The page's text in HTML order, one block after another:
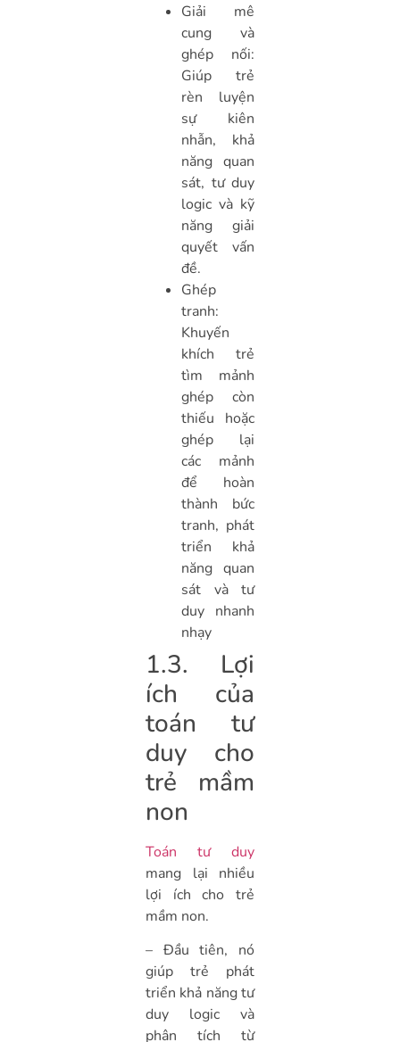
Giải mê
cung và
ghép nối:
Giúp trẻ
rèn luyện
sự kiên
nhẫn, khả
năng quan
sát, tư duy
logic và kỹ
năng giải
quyết vấn
đề.
Ghép
tranh:
Khuyến
khích trẻ
tìm mảnh
ghép còn
thiếu hoặc
ghép lại
các mảnh
để hoàn
thành bức
tranh, phát
triển khả
năng quan
sát và tư
duy nhanh
nhạy
1.3. Lợi
ích của
toán tư
duy cho
trẻ mầm
non
Toán tư duy
mang lại nhiều
lợi ích cho trẻ
mầm non.
– Đầu tiên, nó
giúp trẻ phát
triển khả năng tư
duy logic và
phân tích từ